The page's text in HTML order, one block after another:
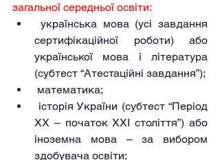
загальної середньої освіти:
сертифікаційної роботи) або
української мова і література
(субтест “Атестаційні завдання”);
математика;
XX – початок XXI століття”) або
іноземна мова – за вибором
здобувача освіти;